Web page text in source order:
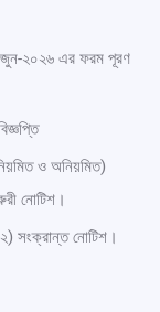
জুন-২০২৬ এর ফরম পূরণ
ও অনিয়মিত)
নোটিশ।
২) সংক্রান্ত নোটিশ।